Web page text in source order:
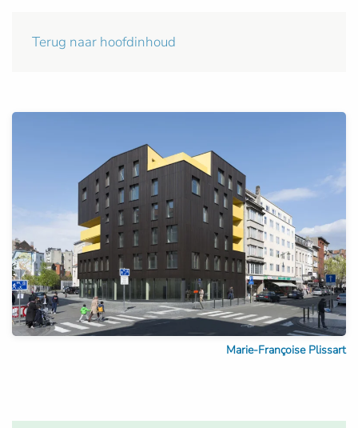
Terug naar hoofdinhoud
Marie-Françoise Plissart